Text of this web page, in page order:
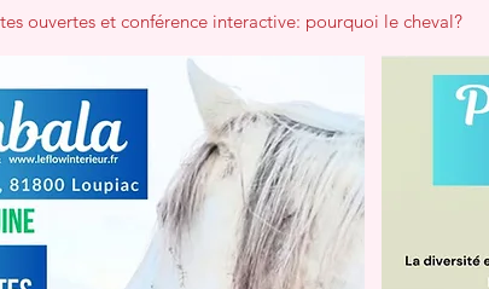
ouvertes et conférence interactive: pourquoi le cheval?